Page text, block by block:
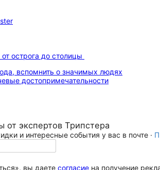
острога до столицы
вспомнить о значимых людях
достопримечательности
от экспертов Трипстера
и интересные события у вас в почте ·
вы даете согласие на получение